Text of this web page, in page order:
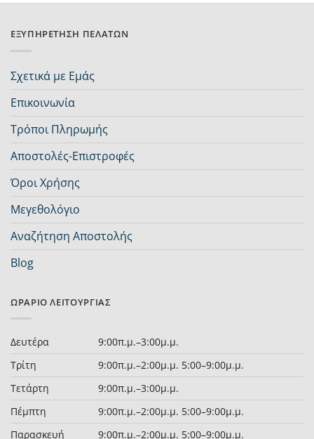
ΕΞΥΠΗΡΈΤΗΣΗ ΠΕΛΑΤΏΝ
Σχετικά με Εμάς
Επικοινωνία
Τρόποι Πληρωμής
Αποστολές-Επιστροφές
Όροι Χρήσης
Μεγεθολόγιο
Αναζήτηση Αποστολής
Blog
ΩΡΆΡΙΟ ΛΕΙΤΟΥΡΓΊΑΣ
Δευτέρα
9:00π.μ.–3:00μ.μ.
Τρίτη
9:00π.μ.–2:00μ.μ. 5:00–9:00μ.μ.
Τετάρτη
9:00π.μ.–3:00μ.μ.
Πέμπτη
9:00π.μ.–2:00μ.μ. 5:00–9:00μ.μ.
Παρασκευή
9:00π.μ.–2:00μ.μ. 5:00–9:00μ.μ.